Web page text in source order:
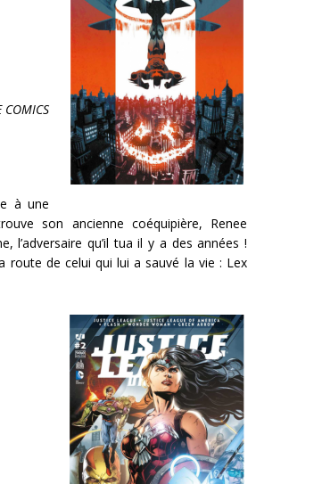
à une
son ancienne coéquipière, Renee
l’adversaire qu’il tua il y a des années !
route de celui qui lui a sauvé la vie : Lex